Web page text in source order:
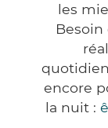
les
encore
la nuit :